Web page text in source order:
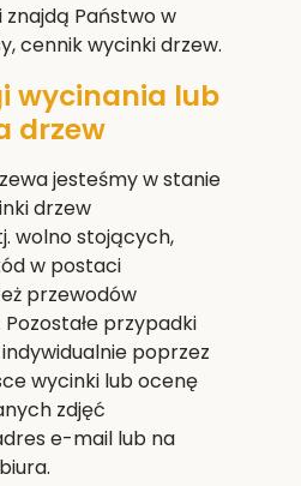
Państwo w
cennik wycinki drzew.
wycinania lub
drzew
jesteśmy w stanie
drzew
wolno stojących,
w postaci
przewodów
przypadki
poprzez
wycinki lub ocenę
zdjęć
e-mail lub na